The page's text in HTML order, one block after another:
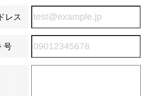
レス
号